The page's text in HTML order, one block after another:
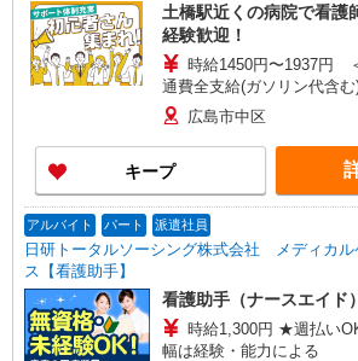
土橋駅近くの病院で看
経験歓迎！
時給1450円〜1937円
通費全支給(ガソリン代含む
広島市中区
キープ
アルバイト パート 派遣社員
日研トータルソーシング株式会社 メディカル
ス【看護助手】
看護助手（ナースエイド）
時給1,300円 ★週払いOK（
幅は経験・能力による